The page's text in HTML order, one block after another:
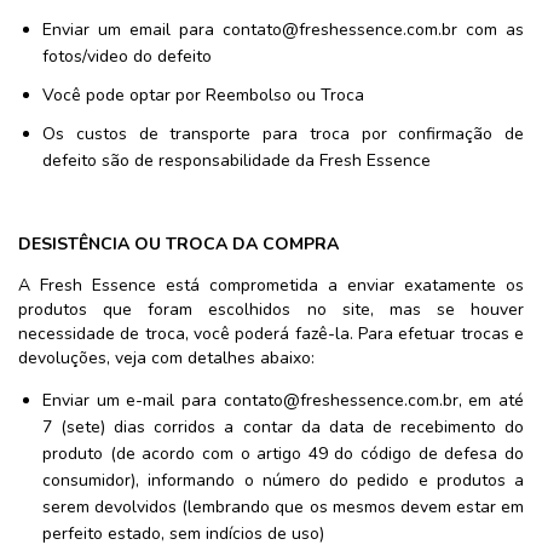
Enviar um email para contato@freshessence.com.br com as
fotos/video do defeito
Você pode optar por Reembolso ou Troca
Os custos de transporte para troca por confirmação de
defeito são de responsabilidade da Fresh Essence
DESISTÊNCIA OU TROCA DA COMPRA
A Fresh Essence está comprometida a enviar exatamente os
produtos que foram escolhidos no site, mas se houver
necessidade de troca, você poderá fazê-la. Para efetuar trocas e
devoluções, veja com detalhes abaixo:
Enviar um e-mail para contato@freshessence.com.br, em até
7 (sete) dias corridos a contar da data de recebimento do
produto (de acordo com o artigo 49 do código de defesa do
consumidor), informando o número do pedido e produtos a
serem devolvidos (lembrando que os mesmos devem estar em
perfeito estado, sem indícios de uso)